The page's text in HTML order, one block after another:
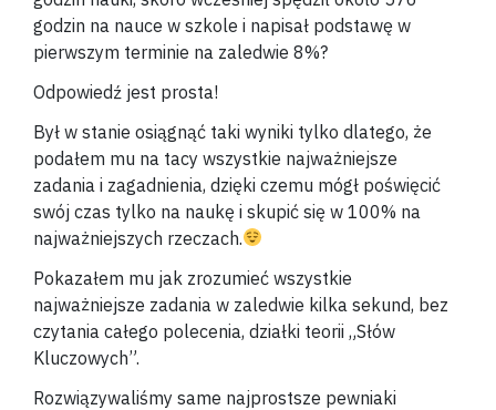
godzin na nauce w szkole i napisał podstawę w
pierwszym terminie na zaledwie 8%?
Odpowiedź jest prosta!
Był w stanie osiągnąć taki wyniki tylko dlatego, że
podałem mu na tacy wszystkie najważniejsze
zadania i zagadnienia, dzięki czemu mógł poświęcić
swój czas tylko na naukę i skupić się w 100% na
najważniejszych rzeczach.
Pokazałem mu jak zrozumieć wszystkie
najważniejsze zadania w zaledwie kilka sekund, bez
czytania całego polecenia, działki teorii „Słów
Kluczowych”.
Rozwiązywaliśmy same najprostsze pewniaki